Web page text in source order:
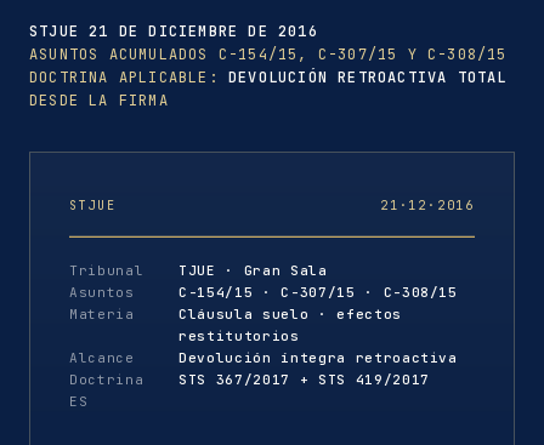
STJUE 21 DE DICIEMBRE DE 2016
ASUNTOS ACUMULADOS C-154/15, C-307/15 Y C-308/15
DOCTRINA APLICABLE: DEVOLUCIÓN RETROACTIVA TOTAL
DESDE LA FIRMA
STJUE 21·12·2016
Tribunal
TJUE · Gran Sala
Asuntos
C-154/15 · C-307/15 · C-308/15
Materia
Cláusula suelo · efectos
restitutorios
Alcance
Devolución íntegra retroactiva
Doctrina
ES
STS 367/2017 + STS 419/2017